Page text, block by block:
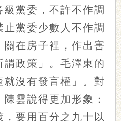
黨委，不許不作調
黨委少數人不作調
在房子裡，作出害
政策」。毛澤東的
沒有發言權」。對
雲說得更加形象：
，要用百分之九十以